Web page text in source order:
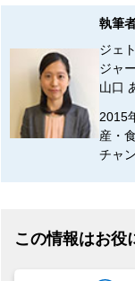
執筆
ジェ
ジャー
山口
2015
産・
チャ
この情報はお役